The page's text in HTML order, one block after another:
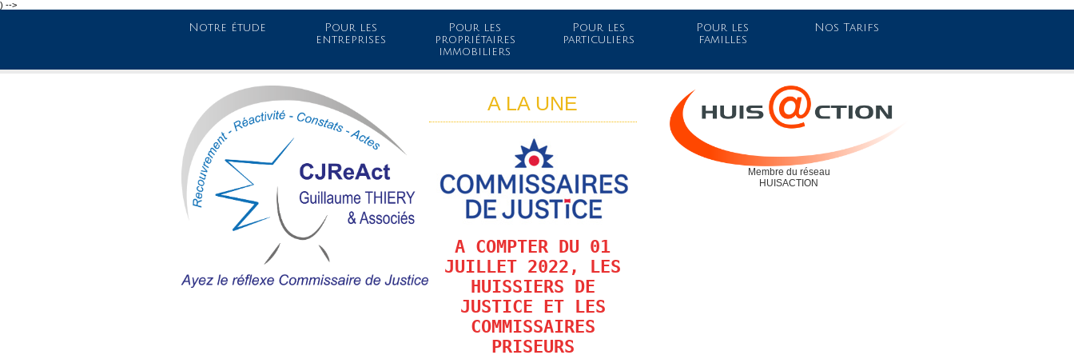
) -->
Notre étude
Pour les
entreprises
Pour les
propriétaires
immobiliers
Pour les
particuliers
Pour les
familles
Nos Tarifs
A LA UNE
A COMPTER DU 01
JUILLET 2022, LES
HUISSIERS DE
JUSTICE ET LES
COMMISSAIRES
PRISEURS
Membre du réseau
HUISACTION